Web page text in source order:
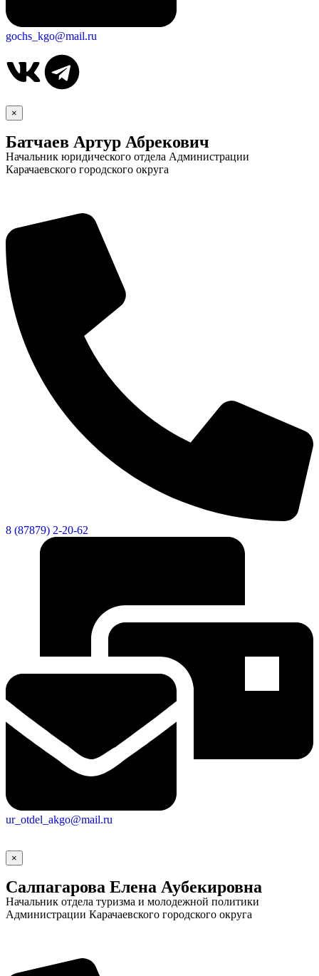
gochs_kgo@mail.ru
×
Батчаев Артур Абрекович
Начальник юридического отдела Администрации
Карачаевского городского округа
8 (87879) 2-20-62
ur_otdel_akgo@mail.ru
×
Салпагарова Елена Аубекировна
Начальник отдела туризма и молодежной политики
Администрации Карачаевского городского округа